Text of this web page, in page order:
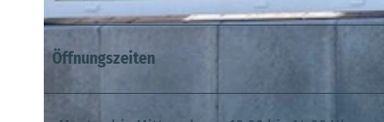
Öffnungszeiten